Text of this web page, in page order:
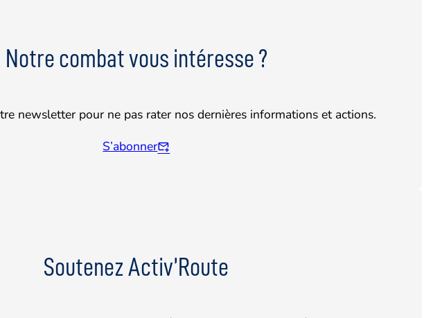
Notre combat vous intéresse ?
newsletter pour ne pas rater nos dernières informations et actions.
S’abonner
Soutenez Activ’Route